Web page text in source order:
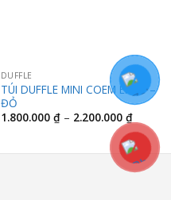
DUFFLE
TÚI DUFFLE MINI COEM EM01 –
ĐỎ
1.800.000 ₫ – 2.200.000 ₫Khoảng
giá:
từ
đến